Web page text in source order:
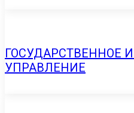
ГОСУДАРСТВЕННОЕ
УПРАВЛЕНИЕ